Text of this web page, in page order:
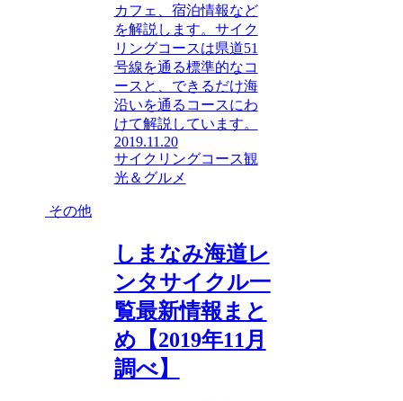
カフェ、宿泊情報など
を解説します。サイク
リングコースは県道51
号線を通る標準的なコ
ースと、できるだけ海
沿いを通るコースにわ
けて解説しています。
2019.11.20
サイクリングコース観
光＆グルメ
その他
しまなみ海道レ
ンタサイクル一
覧最新情報まと
め【2019年11月
調べ】